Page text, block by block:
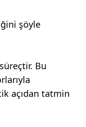
şöyle
Bu
açıdan tatmin